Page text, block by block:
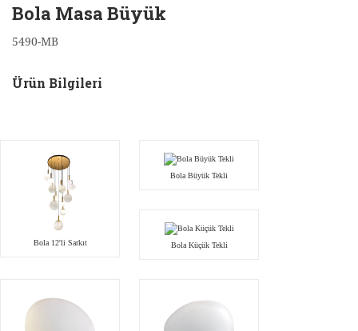
Bola Masa Büyük
5490-MB
Ürün Bilgileri
Bola 12'li Sarkıt
Bola Büyük Tekli
Bola Küçük Tekli